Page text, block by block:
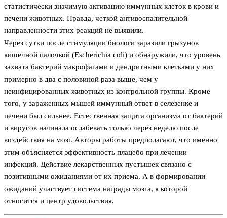
статистически значимую активацию иммунных клеток в крови и
печени животных. Правда, четкой антивоспалительной
направленности этих реакций не выявили.
Через сутки после стимуляции биологи заразили грызунов
кишечной палочкой (Escherichia coli) и обнаружили, что уровень
захвата бактерий макрофагами и дендритными клетками у них
примерно в два с половиной раза выше, чем у
неинфицированных животных из контрольной группы. Кроме
того, у зараженных мышей иммунный ответ в селезенке и
печени был сильнее. Естественная защита организма от бактерий
и вирусов начинала ослабевать только через неделю после
воздействия на мозг. Авторы работы предполагают, что именно
этим объясняется эффективность плацебо при лечении
инфекций. Действие лекарственных пустышек связано с
позитивными ожиданиями от их приема. А в формировании
ожиданий участвует система награды мозга, к которой
относится и центр удовольствия.